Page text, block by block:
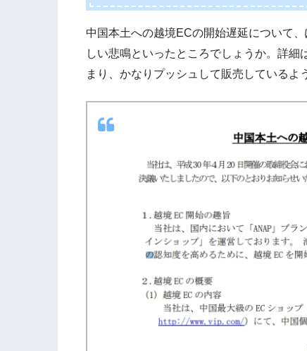
中国本土への越境ECの開始遅延について
しい悲鳴といったところでしょうか。詳
まり、かなりプッシュして販売しているよ